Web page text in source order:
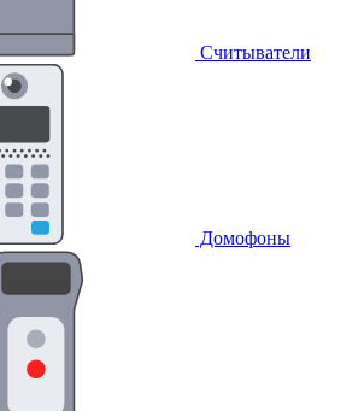
Считыватели
Домофоны